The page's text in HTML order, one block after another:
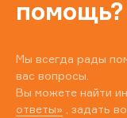
помощь?
Мы всегда рады
вас вопросы.
Вы можете найти
ответы» , задать